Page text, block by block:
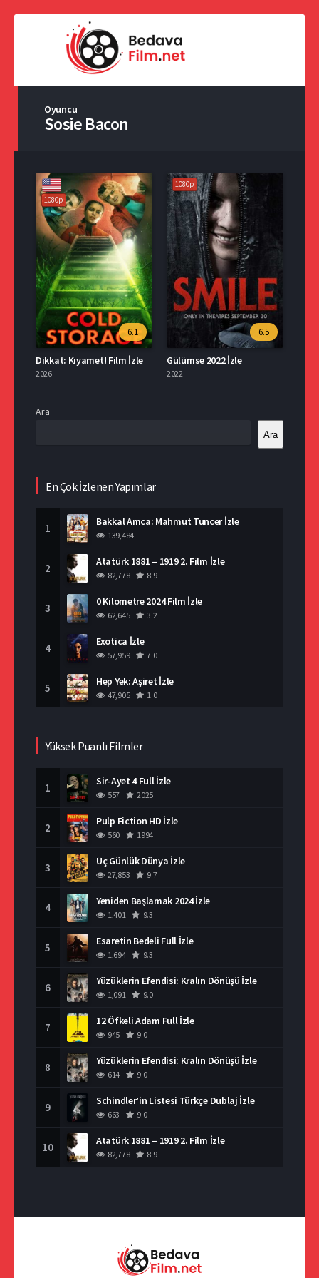
Oyuncu
Sosie Bacon
1080p
6.1
Dikkat: Kıyamet! Film İzle
2026
1080p
6.5
Gülümse 2022 İzle
2022
Ara
Ara
En Çok İzlenen Yapımlar
1 Bakkal Amca: Mahmut Tuncer İzle
139,484
2 Atatürk 1881 – 1919 2. Film İzle
82,778 8.9
3 0 Kilometre 2024 Film İzle
62,645 3.2
4 Exotica İzle
57,959 7.0
5 Hep Yek: Aşiret İzle
47,905 1.0
Yüksek Puanlı Filmler
1 Sir-Ayet 4 Full İzle
557 2025
2 Pulp Fiction HD İzle
560 1994
3 Üç Günlük Dünya İzle
27,853 9.7
4 Yeniden Başlamak 2024 İzle
1,401 9.3
5 Esaretin Bedeli Full İzle
1,694 9.3
6 Yüzüklerin Efendisi: Kralın Dönüşü İzle
1,091 9.0
7 12 Öfkeli Adam Full İzle
945 9.0
8 Yüzüklerin Efendisi: Kralın Dönüşü İzle
614 9.0
9 Schindler’in Listesi Türkçe Dublaj İzle
663 9.0
10 Atatürk 1881 – 1919 2. Film İzle
82,778 8.9